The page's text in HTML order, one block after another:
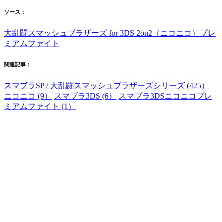
ソース：
大乱闘スマッシュブラザーズ for 3DS 2on2（ニコニコ）プレ
ミアムファイト
関連記事：
スマブラSP / 大乱闘スマッシュブラザーズシリーズ (425）
ニコニコ (9）
スマブラ3DS (6）
スマブラ3DSニコニコプレ
ミアムファイト (1）